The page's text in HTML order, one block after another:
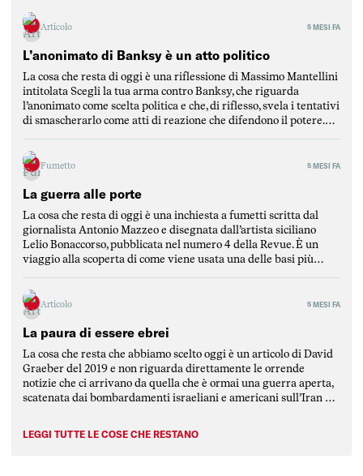
Articolo 5 MESI FA
L’anonimato di Banksy è un atto politico
La cosa che resta di oggi è una riflessione di Massimo Mantellini
intitolata Scegli la tua arma contro Banksy, che riguarda
l’anonimato come scelta politica e che, di riflesso, svela i tentativi
di smascherarlo come atti di reazione che difendono il potere.
puntualizzare l’elemento fondamentale […]
Fumetto 5 MESI FA
La guerra alle porte
La cosa che resta di oggi è una inchiesta a fumetti scritta dal
giornalista Antonio Mazzeo e disegnata dall’artista siciliano
Lelio Bonaccorso, pubblicata nel numero 4 della Revue. È un
viaggio alla scoperta di come viene usata una delle basi più
Sicilia. L’inchiesta è stata scritta […]
Articolo 5 MESI FA
La paura di essere ebrei
La cosa che resta che abbiamo scelto oggi è un articolo di David
Graeber del 2019 e non riguarda direttamente le orrende
notizie che ci arrivano da quella che è ormai una guerra aperta,
scatenata dai bombardamenti israeliani e americani sull’Iran e
LEGGI TUTTE LE COSE CHE RESTANO